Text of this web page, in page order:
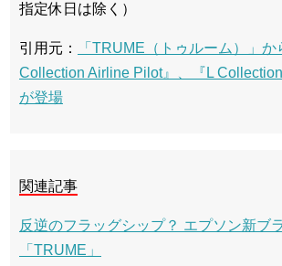
指定休日は除く）
引用元：
「TRUME（トゥルーム）」
Collection Airline Pilot』、『L Collection
が登場
関連記事
反逆のフラッグシップ？ エプソン新ブ
「TRUME」